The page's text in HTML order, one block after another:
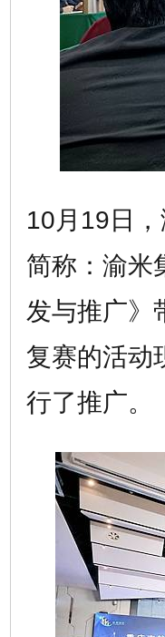
10月19日
简称：渝米
发与推广》
复赛的活动
行了推广。